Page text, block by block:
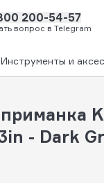
200-54-57
вопрос в Telegram
Инструменты и
- Dark